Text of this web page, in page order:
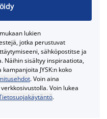
lukien
jotka perustuvat
sähköpostitse ja
Näihin sisältyy inspiraatiota,
JYSK:n koko
. Voin aina
Voin lukea
.